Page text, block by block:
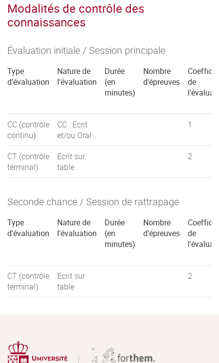
Modalités de contrôle des
connaissances
Évaluation initiale / Session principale
Type
d'évaluation
Nature de
l'évaluation
Durée
(en
minutes)
Nombre
d'épreuves
de
CC (contrôle
continu)
CC : Ecrit
et/ou Oral
1
CT (contrôle
terminal)
Ecrit sur
table
2
Seconde chance / Session de rattrapage
Type
d'évaluation
Nature de
l'évaluation
Durée
(en
minutes)
Nombre
d'épreuves
de
CT (contrôle
terminal)
Ecrit sur
table
2